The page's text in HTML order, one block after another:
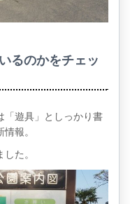
るのかをチェッ
「遊具」としっかり書
報。
た。